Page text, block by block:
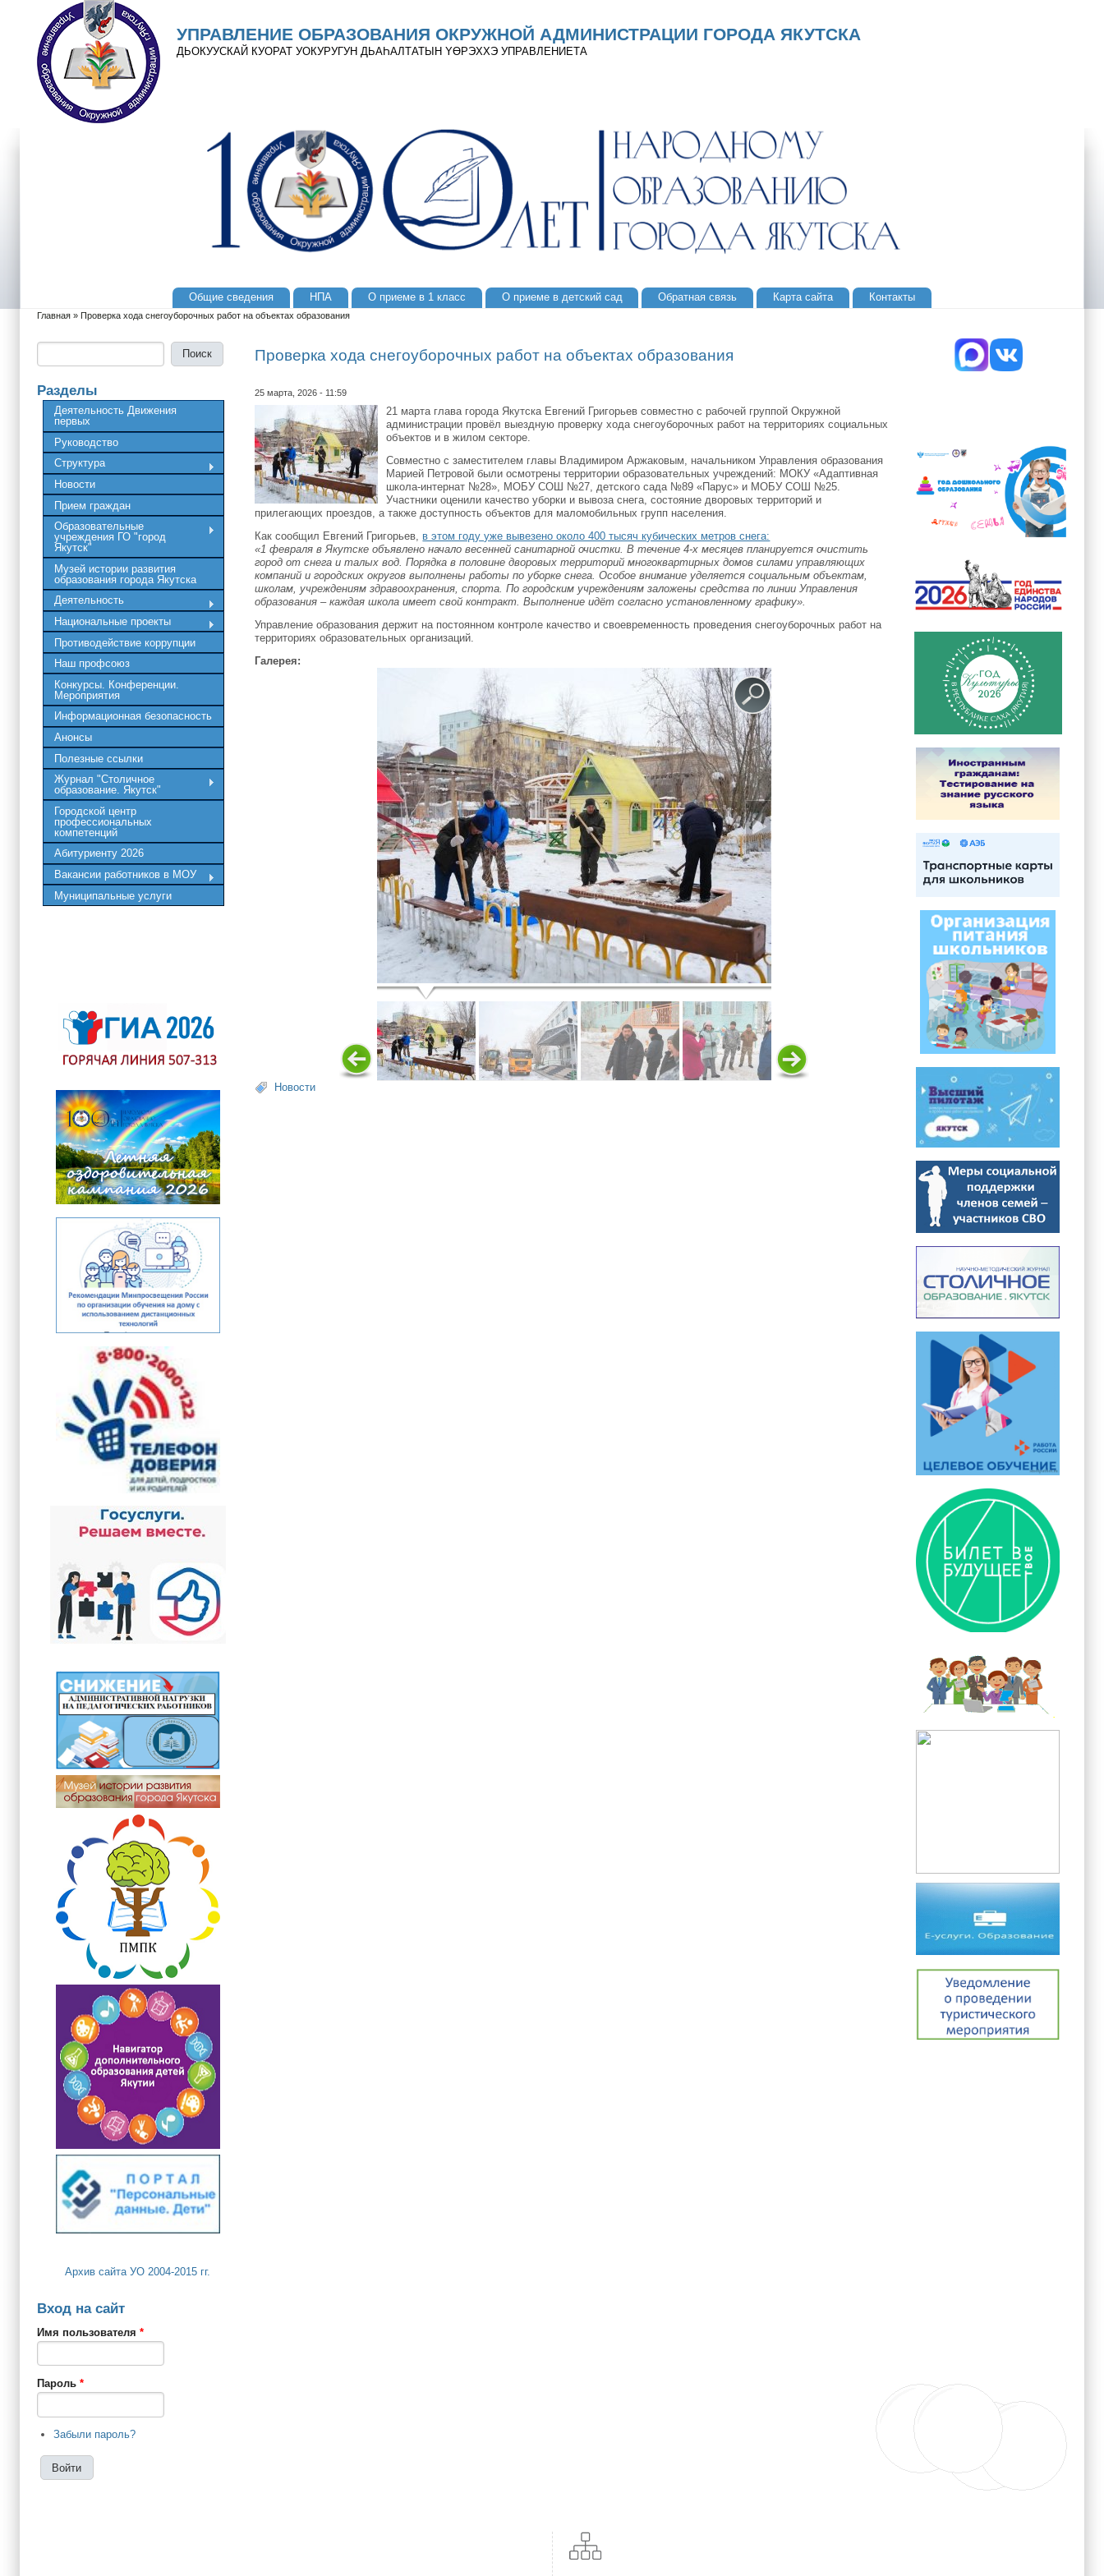
Перейти к основному содержанию
Skip to search
УПРАВЛЕНИЕ ОБРАЗОВАНИЯ ОКРУЖНОЙ АДМИНИСТРАЦИИ ГОРОДА ЯКУТСКА
ДЬОКУУСКАЙ КУОРАТ УОКУРУГУН ДЬАҺАЛТАТЫН YӨРЭХХЭ УПРАВЛЕНИЕТА
Общие сведения НПА О приеме в 1 класс О приеме в детский сад Обратная связь Карта сайта Контакты
Вы здесь
Главная » Проверка хода снегоуборочных работ на объектах образования
Разделы
Деятельность Движения
первых
Руководство
Структура
Новости
Прием граждан
Образовательные
учреждения ГО "город
Якутск"
Музей истории развития
образования города Якутска
Деятельность
Национальные проекты
Противодействие коррупции
Наш профсоюз
Конкурсы. Конференции.
Мероприятия
Информационная безопасность
Анонсы
Полезные ссылки
Журнал "Столичное
образование. Якутск"
Городской центр
профессиональных
компетенций
Абитуриенту 2026
Вакансии работников в МОУ
Муниципальные услуги
Архив сайта УО 2004-2015 гг.
Вход на сайт
Имя пользователя *
Пароль *
Забыли пароль?
Проверка хода снегоуборочных работ на объектах образования
25 марта, 2026 - 11:59
21 марта глава города Якутска Евгений Григорьев совместно с рабочей группой Окружной
администрации провёл выездную проверку хода снегоуборочных работ на территориях социальных
объектов и в жилом секторе.
Совместно с заместителем главы Владимиром Аржаковым, начальником Управления образования
Марией Петровой были осмотрены территории образовательных учреждений: МОКУ «Адаптивная
школа-интернат №28», МОБУ СОШ №27, детского сада №89 «Парус» и МОБУ СОШ №25.
Участники оценили качество уборки и вывоза снега, состояние дворовых территорий и
прилегающих проездов, а также доступность объектов для маломобильных групп населения.
Как сообщил Евгений Григорьев, в этом году уже вывезено около 400 тысяч кубических метров снега:
«1 февраля в Якутске объявлено начало весенней санитарной очистки. В течение 4-х месяцев планируется очистить
город от снега и талых вод. Порядка в половине дворовых территорий многоквартирных домов силами управляющих
компаний и городских округов выполнены работы по уборке снега. Особое внимание уделяется социальным объектам,
школам, учреждениям здравоохранения, спорта. По городским учреждениям заложены средства по линии Управления
образования – каждая школа имеет свой контракт. Выполнение идёт согласно установленному графику».
Управление образования держит на постоянном контроле качество и своевременность проведения снегоуборочных работ на
территориях образовательных организаций.
Галерея:
Новости